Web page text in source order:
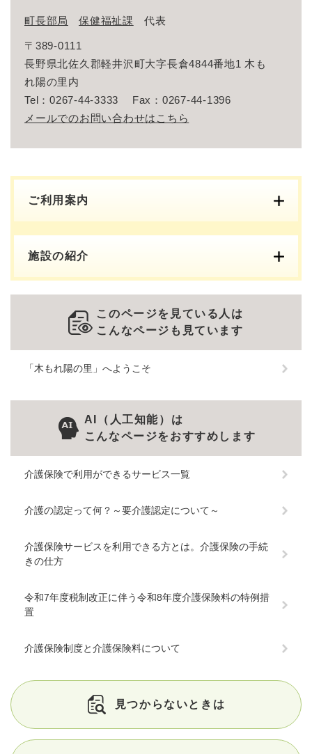
町長部局 保健福祉課 代表
〒389-0111
長野県北佐久郡軽井沢町大字長倉4844番地1 木も
れ陽の里内
Tel：0267-44-3333
Fax：0267-44-1396
メールでのお問い合わせはこちら
ご利用案内
施設の紹介
このページを見ている人は
こんなページも見ています
「木もれ陽の里」へようこそ
AI（人工知能）は
こんなページをおすすめします
介護保険で利用ができるサービス一覧
介護の認定って何？～要介護認定について～
介護保険サービスを利用できる方とは。介護保険の手続
きの仕方
令和7年度税制改正に伴う令和8年度介護保険料の特例措
置
介護保険制度と介護保険料について
見つからないときは